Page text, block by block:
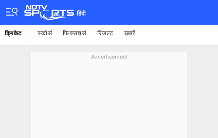
हिंदी
क्रिकेट स्कोर्स फिक्सचर्स रिजल्ट ख़बरें
Advertisement